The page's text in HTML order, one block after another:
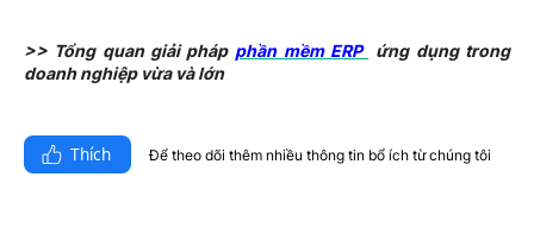
>> Tổng quan giải pháp phần mềm ERP ứng dụng trong
doanh nghiệp vừa và lớn
Thích Để theo dõi thêm nhiều thông tin bổ ích từ chúng tôi​